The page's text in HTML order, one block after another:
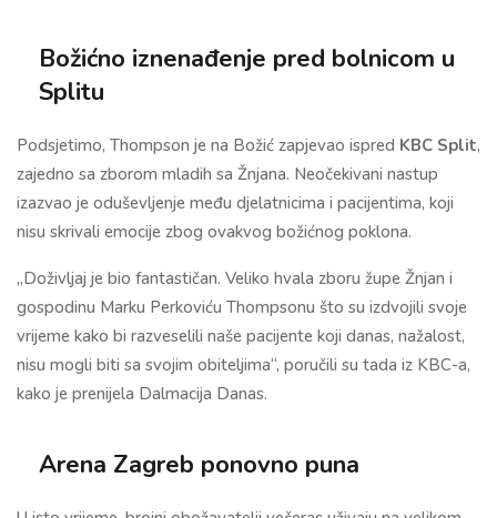
Božićno iznenađenje pred bolnicom u
Splitu
Podsjetimo, Thompson je na Božić zapjevao ispred KBC Split,
zajedno sa zborom mladih sa Žnjana. Neočekivani nastup
izazvao je oduševljenje među djelatnicima i pacijentima, koji
nisu skrivali emocije zbog ovakvog božićnog poklona.
„Doživljaj je bio fantastičan. Veliko hvala zboru župe Žnjan i
gospodinu Marku Perkoviću Thompsonu što su izdvojili svoje
vrijeme kako bi razveselili naše pacijente koji danas, nažalost,
nisu mogli biti sa svojim obiteljima“, poručili su tada iz KBC-a,
kako je prenijela Dalmacija Danas.
Arena Zagreb ponovno puna